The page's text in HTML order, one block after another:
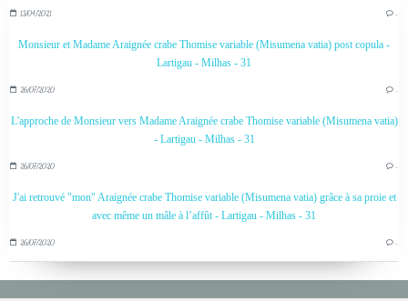
13/04/2021 …
Monsieur et Madame Araignée crabe Thomise variable (Misumena vatia) post copula -
Lartigau - Milhas - 31
26/07/2020 …
L'approche de Monsieur vers Madame Araignée crabe Thomise variable (Misumena vatia)
- Lartigau - Milhas - 31
26/07/2020 …
J'ai retrouvé "mon" Araignée crabe Thomise variable (Misumena vatia) grâce à sa proie et
avec même un mâle à l’affût - Lartigau - Milhas - 31
26/07/2020 …